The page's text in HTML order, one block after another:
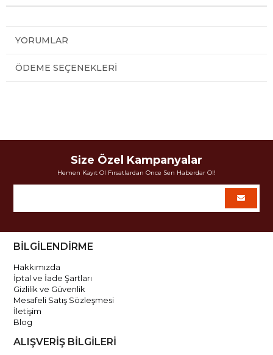
YORUMLAR
ÖDEME SEÇENEKLERI
Size Özel Kampanyalar
Hemen Kayıt Ol Fırsatlardan Önce Sen Haberdar Ol!
BİLGİLENDİRME
Hakkımızda
İptal ve İade Şartları
Gizlilik ve Güvenlik
Mesafeli Satış Sözleşmesi
İletişim
Blog
ALIŞVERİŞ BİLGİLERİ